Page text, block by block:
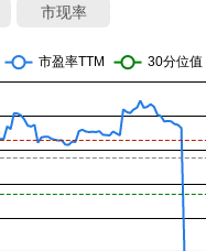
市现率